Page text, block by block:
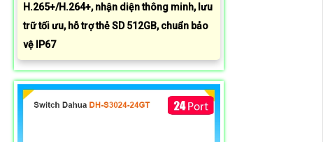
H.265+/H.264+, nhận diện thông minh, lưu
trữ tối ưu, hỗ trợ thẻ SD 512GB, chuẩn bảo
vệ IP67